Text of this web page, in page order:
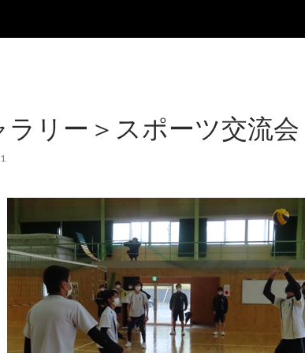
リー＞スポーツ交流会